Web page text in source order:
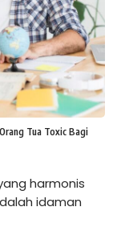
Tua Toxic Bagi
harmonis
idaman